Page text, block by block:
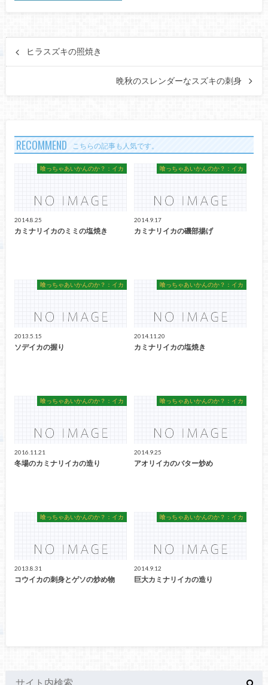
ヒラスズキの照焼き
晩秋のスレンダーなスズキの刺身
RECOMMEND こちらの記事も人気です。
喰っちゃあいかんのか？：イカ
2014.8.25
カミナリイカのミミの塩焼き
喰っちゃあいかんのか？：イカ
2014.9.17
カミナリイカの磯部揚げ
喰っちゃあいかんのか？：イカ
2013.5.15
ソデイカの握り
喰っちゃあいかんのか？：イカ
2014.11.20
カミナリイカの塩焼き
喰っちゃあいかんのか？：イカ
2016.11.21
冬場のカミナリイカの造り
喰っちゃあいかんのか？：イカ
2014.9.25
アオリイカのバター炒め
喰っちゃあいかんのか？：イカ
2013.8.31
コウイカの刺身とゲソの炒め物
喰っちゃあいかんのか？：イカ
2014.9.12
巨大カミナリイカの造り